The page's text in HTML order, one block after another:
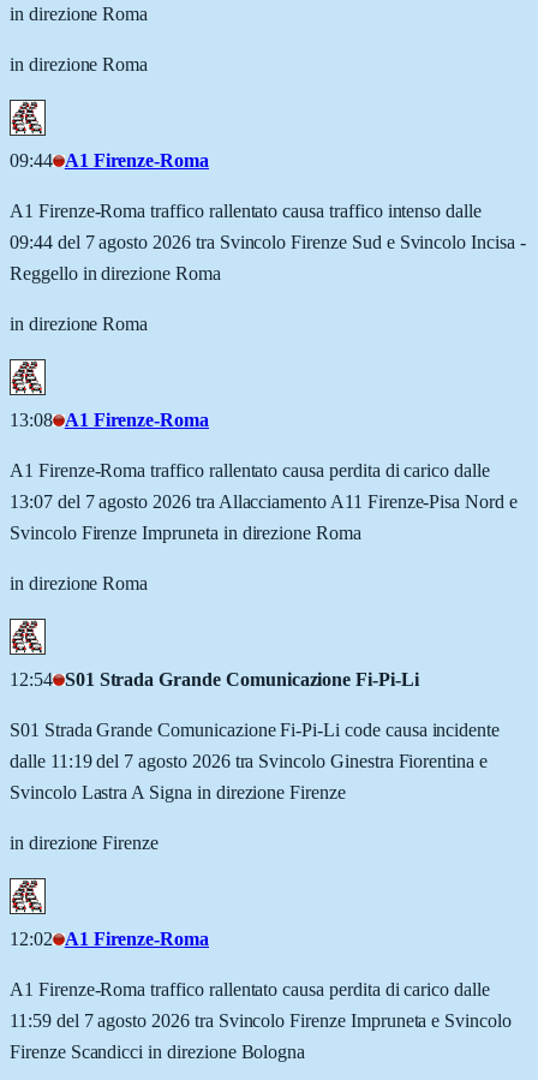
in direzione Roma
in direzione Roma
09:44 A1 Firenze-Roma
A1 Firenze-Roma traffico rallentato causa traffico intenso dalle
09:44 del 7 agosto 2026 tra Svincolo Firenze Sud e Svincolo Incisa -
Reggello in direzione Roma
in direzione Roma
13:08 A1 Firenze-Roma
A1 Firenze-Roma traffico rallentato causa perdita di carico dalle
13:07 del 7 agosto 2026 tra Allacciamento A11 Firenze-Pisa Nord e
Svincolo Firenze Impruneta in direzione Roma
in direzione Roma
12:54 S01 Strada Grande Comunicazione Fi-Pi-Li
S01 Strada Grande Comunicazione Fi-Pi-Li code causa incidente
dalle 11:19 del 7 agosto 2026 tra Svincolo Ginestra Fiorentina e
Svincolo Lastra A Signa in direzione Firenze
in direzione Firenze
12:02 A1 Firenze-Roma
A1 Firenze-Roma traffico rallentato causa perdita di carico dalle
11:59 del 7 agosto 2026 tra Svincolo Firenze Impruneta e Svincolo
Firenze Scandicci in direzione Bologna